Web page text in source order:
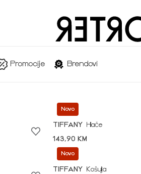
Promocije Brendovi
Novo
TIFFANY
Hlače
143,90 KM
Novo
TIFFANY
Košulja